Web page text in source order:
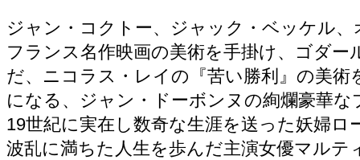
ジャン・コクトー、ジャック・ベッケル
フランス名作映画の美術を手掛け、ゴダー
だ、ニコラス・レイの『苦い勝利』の美
になる、ジャン・ドーボンヌの絢爛豪華
19世紀に実在し数奇な生涯を送った妖婦
波乱に満ちた人生を歩んだ主演女優マル